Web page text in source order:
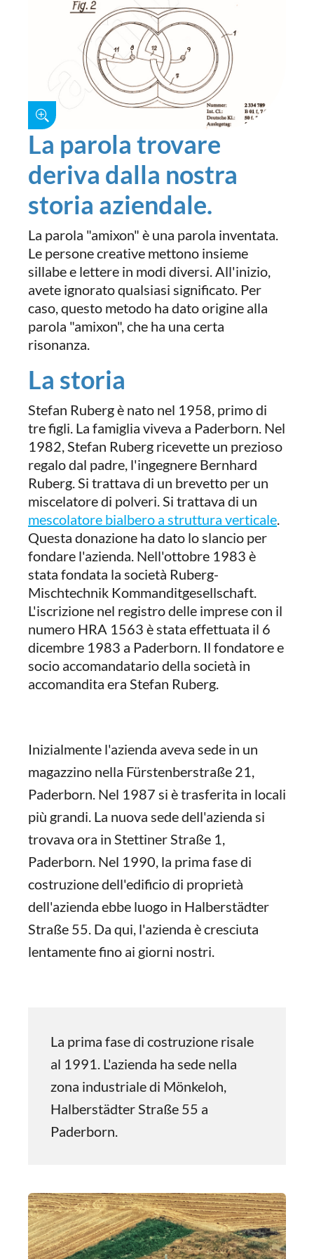
La parola trovare
deriva dalla nostra
storia aziendale.
La parola "amixon" è una parola inventata.
Le persone creative mettono insieme
sillabe e lettere in modi diversi. All'inizio,
avete ignorato qualsiasi significato. Per
caso, questo metodo ha dato origine alla
parola "amixon", che ha una certa
risonanza.
La storia
Stefan Ruberg è nato nel 1958, primo di
tre figli. La famiglia viveva a Paderborn. Nel
1982, Stefan Ruberg ricevette un prezioso
regalo dal padre, l'ingegnere Bernhard
Ruberg. Si trattava di un brevetto per un
miscelatore di polveri. Si trattava di un
mescolatore bialbero a struttura verticale.
Questa donazione ha dato lo slancio per
fondare l'azienda. Nell'ottobre 1983 è
stata fondata la società Ruberg-
Mischtechnik Kommanditgesellschaft.
L'iscrizione nel registro delle imprese con il
numero HRA 1563 è stata effettuata il 6
dicembre 1983 a Paderborn. Il fondatore e
socio accomandatario della società in
accomandita era Stefan Ruberg.
Inizialmente l'azienda aveva sede in un
magazzino nella Fürstenberstraße 21,
Paderborn. Nel 1987 si è trasferita in locali
più grandi. La nuova sede dell'azienda si
trovava ora in Stettiner Straße 1,
Paderborn. Nel 1990, la prima fase di
costruzione dell'edificio di proprietà
dell'azienda ebbe luogo in Halberstädter
Straße 55. Da qui, l'azienda è cresciuta
lentamente fino ai giorni nostri.
La prima fase di costruzione risale
al 1991. L'azienda ha sede nella
zona industriale di Mönkeloh,
Halberstädter Straße 55 a
Paderborn.